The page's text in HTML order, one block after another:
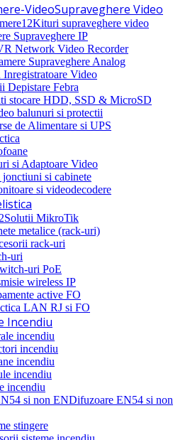
Supraveghere Video
Kituri supraveghere video
Supraveghere IP
Network Video Recorder
Supraveghere Analog
Video
Depistare Febra
stocare HDD, SSD & MicroSD
balunuri si protectii
de Alimentare si UPS
si Adaptoare Video
jonctiuni si cabinete
si videodecodere
Solutii MikroTik
metalice (rack-uri)
rack-uri
uri
uri PoE
wireless IP
active FO
LAN RJ si FO
Incendiu
incendiu
incendiu
incendiu
incendiu
incendiu
Difuzoare EN54 si non
stingere